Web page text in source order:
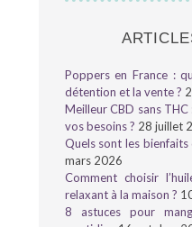
Poppers en France :
détention et la vente ?
Meilleur CBD sans
vos besoins ? 28 juillet
Quels sont les
mars 2026
Comment choisir
relaxant à la maison ?
8 astuces pour